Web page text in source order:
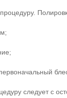
следует с